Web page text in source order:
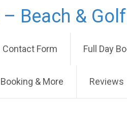
Beach &
Contact Form Full Day
Booking & More Reviews